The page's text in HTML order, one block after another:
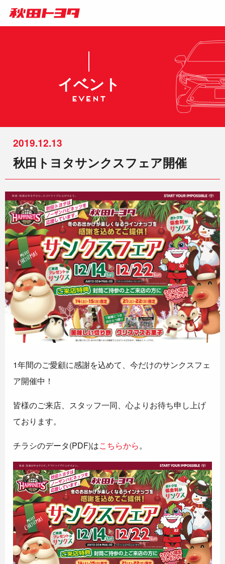
イベント
2019.12.13
秋田トヨタサンクスフェア開催
1年間のご愛顧に感謝を込めて、今だけのサンクスフェ
ア開催中！
皆様のご来店、スタッフ一同、心よりお待ち申し上げ
ております。
チラシのデータ(PDF)はこちらから。